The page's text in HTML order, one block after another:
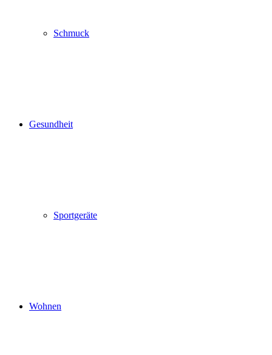
Schmuck
Gesundheit
Sportgeräte
Wohnen